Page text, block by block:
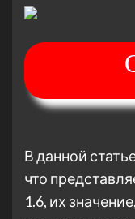
В данной
что
1.6, их